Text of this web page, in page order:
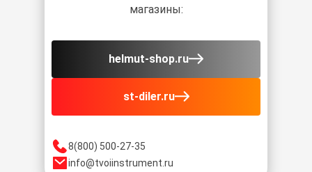
8(800) 500-27-35
info@tvoiinstrument.ru
магазины:
helmut-shop.ru
st-diler.ru